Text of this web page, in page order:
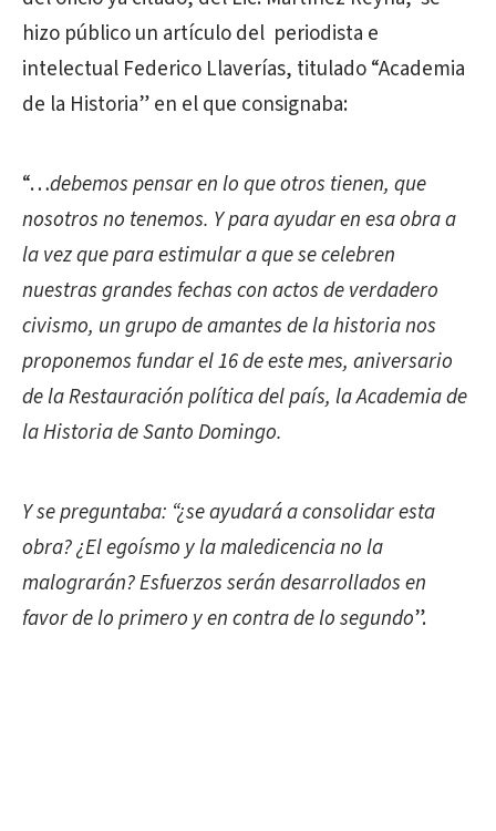
hizo público un artículo del periodista e
intelectual Federico Llaverías, titulado “Academia
de la Historia” en el que consignaba:
“…debemos pensar en lo que otros tienen, que
nosotros no tenemos. Y para ayudar en esa obra a
la vez que para estimular a que se celebren
nuestras grandes fechas con actos de verdadero
civismo, un grupo de amantes de la historia nos
proponemos fundar el 16 de este mes, aniversario
de la Restauración política del país, la Academia de
la Historia de Santo Domingo.
Y se preguntaba: “¿se ayudará a consolidar esta
obra? ¿El egoísmo y la maledicencia no la
malograrán? Esfuerzos serán desarrollados en
favor de lo primero y en contra de lo segundo”.